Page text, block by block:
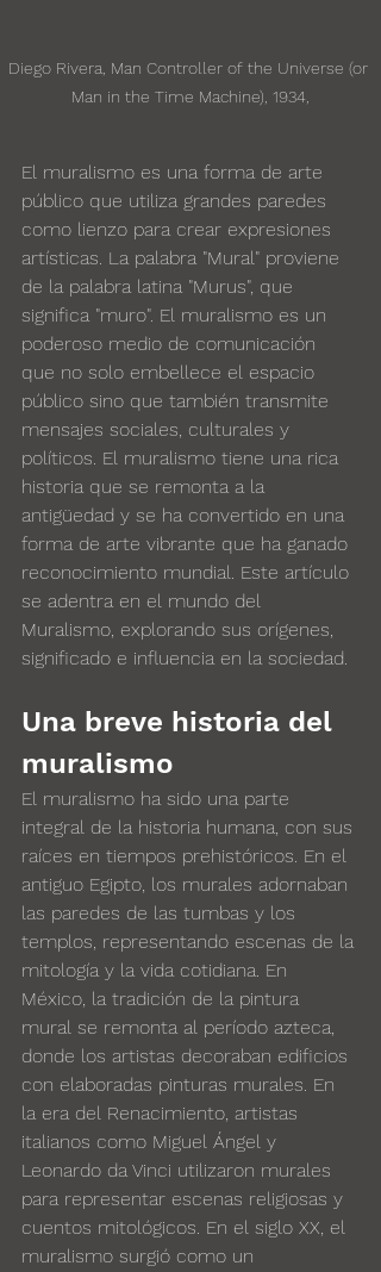
Diego Rivera, Man Controller of the Universe (or
Man in the Time Machine), 1934,
El muralismo es una forma de arte
público que utiliza grandes paredes
como lienzo para crear expresiones
artísticas. La palabra "Mural" proviene
de la palabra latina "Murus", que
significa "muro". El muralismo es un
poderoso medio de comunicación
que no solo embellece el espacio
público sino que también transmite
mensajes sociales, culturales y
políticos. El muralismo tiene una rica
historia que se remonta a la
antigüedad y se ha convertido en una
forma de arte vibrante que ha ganado
reconocimiento mundial. Este artículo
se adentra en el mundo del
Muralismo, explorando sus orígenes,
significado e influencia en la sociedad.
Una breve historia del
muralismo
El muralismo ha sido una parte
integral de la historia humana, con sus
raíces en tiempos prehistóricos. En el
antiguo Egipto, los murales adornaban
las paredes de las tumbas y los
templos, representando escenas de la
mitología y la vida cotidiana. En
México, la tradición de la pintura
mural se remonta al período azteca,
donde los artistas decoraban edificios
con elaboradas pinturas murales. En
la era del Renacimiento, artistas
italianos como Miguel Ángel y
Leonardo da Vinci utilizaron murales
para representar escenas religiosas y
cuentos mitológicos. En el siglo XX, el
muralismo surgió como un